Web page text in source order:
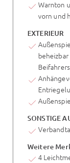
Warnton
vorn und
EXTERIEUR
SONSTIGE
Weitere
4